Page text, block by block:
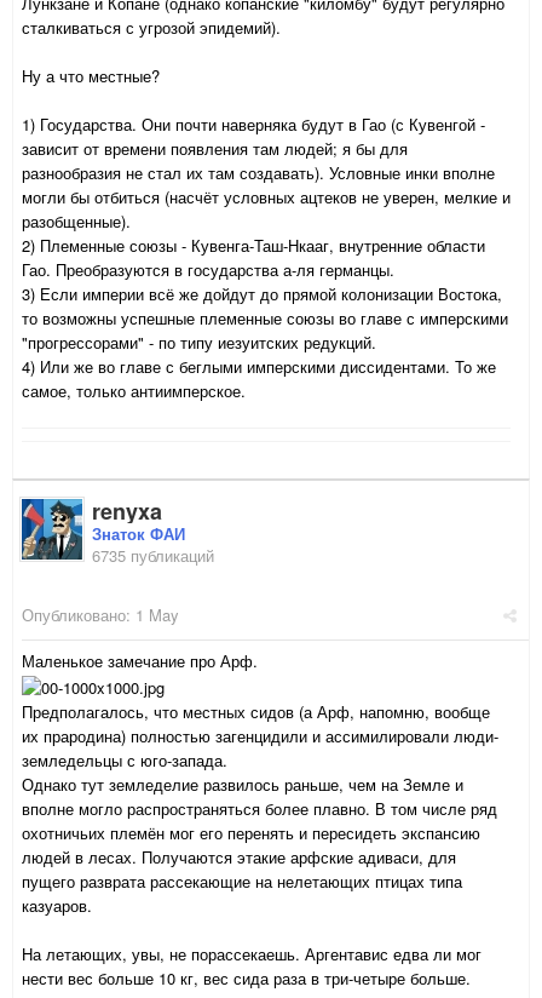
сталкиваться с угрозой эпидемий).
Ну а что местные?
1) Государства. Они почти наверняка будут в Гао (с Кувенгой -
зависит от времени появления там людей; я бы для
разнообразия не стал их там создавать). Условные инки вполне
могли бы отбиться (насчёт условных ацтеков не уверен, мелкие и
разобщенные).
2) Племенные союзы - Кувенга-Таш-Нкааг, внутренние области
Гао. Преобразуются в государства а-ля германцы.
3) Если империи всё же дойдут до прямой колонизации Востока,
то возможны успешные племенные союзы во главе с имперскими
"прогрессорами" - по типу иезуитских редукций.
4) Или же во главе с беглыми имперскими диссидентами. То же
самое, только антиимперское.
renyxa
Знаток ФАИ
6735 публикаций
Опубликовано: 1 May
Маленькое замечание про Арф.
Предполагалось, что местных сидов (а Арф, напомню, вообще
их прародина) полностью загенцидили и ассимилировали люди-
земледельцы с юго-запада.
Однако тут земледелие развилось раньше, чем на Земле и
вполне могло распространяться более плавно. В том числе ряд
охотничьих племён мог его перенять и пересидеть экспансию
людей в лесах. Получаются этакие арфские адиваси, для
пущего разврата рассекающие на нелетающих птицах типа
казуаров.
На летающих, увы, не порассекаешь. Аргентавис едва ли мог
нести вес больше 10 кг, вес сида раза в три-четыре больше.